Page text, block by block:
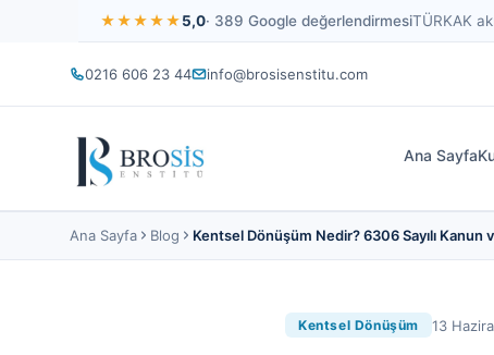
★★★★★5,0· 389 Google değerlendirmesiTÜRKAK
0216 606 23 44 info@brosisenstitu.com
Ana Sayfa
Ana Sayfa Blog Kentsel Dönüşüm Nedir? 6306 Sayılı
Kentsel Dönüşüm 13